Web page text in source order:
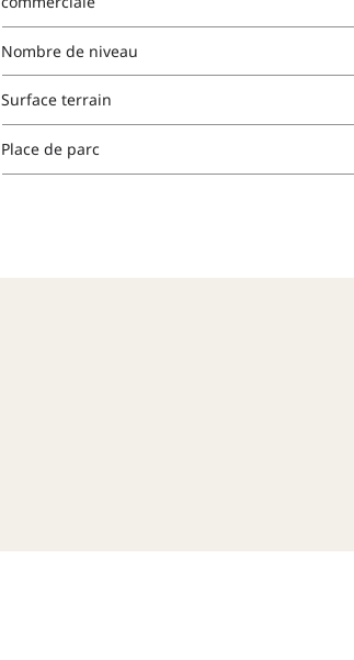
Nombre de niveau
Surface terrain
Place de parc